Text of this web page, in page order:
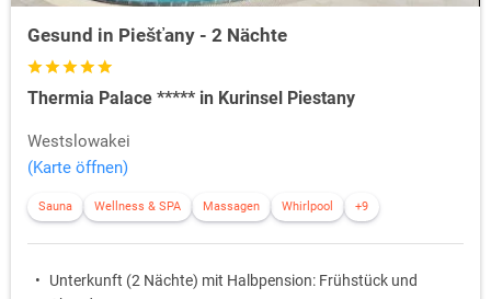
Gesund in Piešťany - 2 Nächte
Thermia Palace ***** in Kurinsel Piestany
Westslowakei
(Karte öffnen)
Sauna Wellness & SPA Massagen Whirlpool +9
Unterkunft (2 Nächte) mit Halbpension: Frühstück und